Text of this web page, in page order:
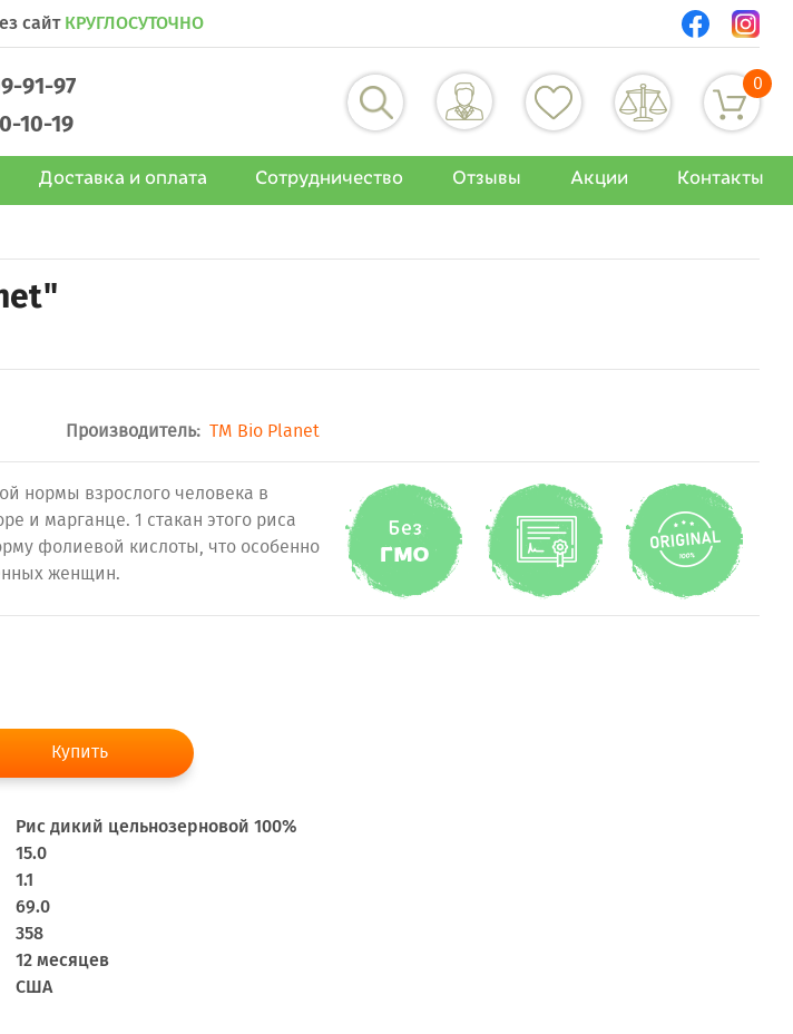
сайт КРУГЛОСУТОЧНО
91-97
10-19
0
Доставка и оплата Сотрудничество Отзывы Акции Контакты
Производитель: ТМ Bio Planet
нормы взрослого человека в
и марганце. 1 стакан этого риса
фолиевой кислоты, что особенно
женщин.
Рис дикий цельнозерновой 100%
15.0
1.1
69.0
358
12 месяцев
США